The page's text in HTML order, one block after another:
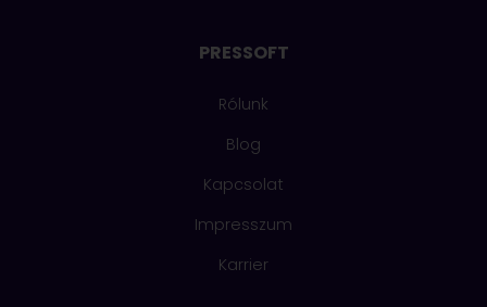
PRESSOFT
Rólunk
Blog
Kapcsolat
Impresszum
Karrier